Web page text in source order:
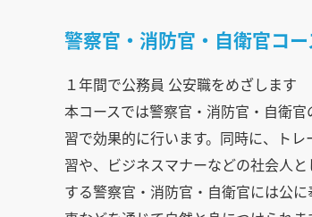
警察官・消防官・自衛官コー
１年間で公務員 公安職をめざします
本コースでは警察官・消防官・自衛
習で効果的に行います。同時に、ト
習や、ビジネスマナーなどの社会人
する警察官・消防官・自衛官には公